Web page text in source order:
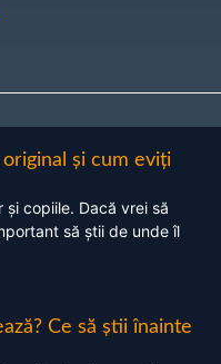
și cum eviți
copiile. Dacă vrei să
să știi de unde îl
Ce să știi înainte